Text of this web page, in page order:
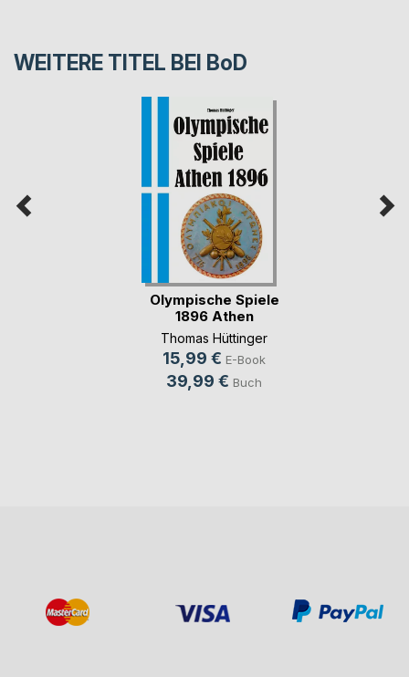
WEITERE TITEL BEI BoD
Olympische Spiele
1896 Athen
Thomas Hüttinger
15,99 € E-Book
39,99 € Buch